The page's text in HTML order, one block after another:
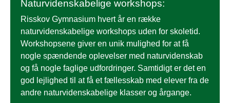
Naturvidenskabelige workshops:
Risskov Gymnasium hvert år en række
naturvidenskabelige workshops uden for skoletid.
Workshopsene giver en unik mulighed for at få
nogle spændende oplevelser med naturvidenskab
og få nogle faglige udfordringer. Samtidigt er det en
god lejlighed til at få et fællesskab med elever fra de
andre naturvidenskabelige klasser og årgange.